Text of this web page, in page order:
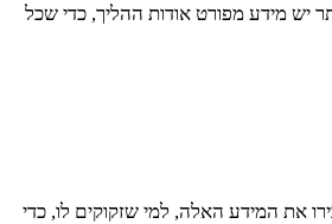
מידע מפורט אודות ההליך, כדי שכל
את המידע האלה, למי שזקוקים לו, כדי